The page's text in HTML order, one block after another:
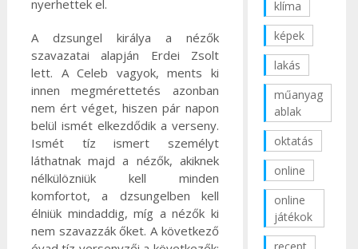
nyerhettek el.
A dzsungel királya a nézők
szavazatai alapján Erdei Zsolt
lett. A Celeb vagyok, ments ki
innen megmérettetés azonban
nem ért véget, hiszen pár napon
belül ismét elkezdődik a verseny.
Ismét tíz ismert személyt
láthatnak majd a nézők, akiknek
nélkülözniük kell minden
komfortot, a dzsungelben kell
élniük mindaddig, míg a nézők ki
nem szavazzák őket. A következő
klíma
képek
lakás
műanyag
ablak
oktatás
online
online
játékok